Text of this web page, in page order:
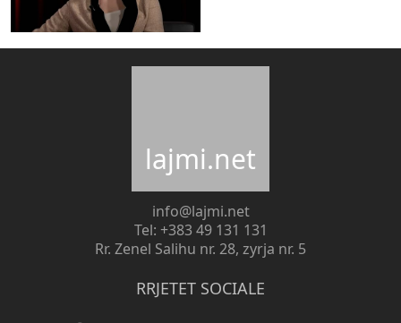
lajmi.net
info@lajmi.net
Tel: +383 49 131 131
Rr. Zenel Salihu nr. 28, zyrja nr. 5
RRJETET SOCIALE